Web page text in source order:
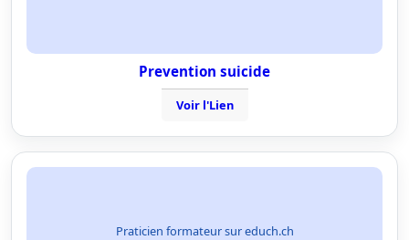
Prevention suicide
Voir l'Lien
Praticien formateur sur educh.ch